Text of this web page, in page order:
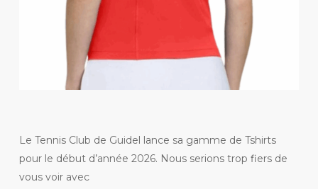
Le Tennis Club de Guidel lance sa gamme de Tshirts
pour le début d’année 2026. Nous serions trop fiers de
vous voir avec